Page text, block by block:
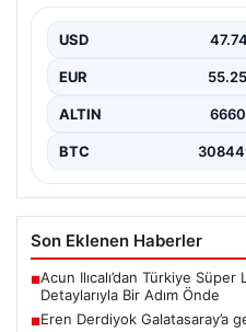
USD 47.74
EUR 55.25
ALTIN
BTC
Son Eklenen Haberler
■Acun Ilıcalı’dan Türkiye
Detaylarıyla Bir Adım Önde
■Eren Derdiyok Galatasaray’a